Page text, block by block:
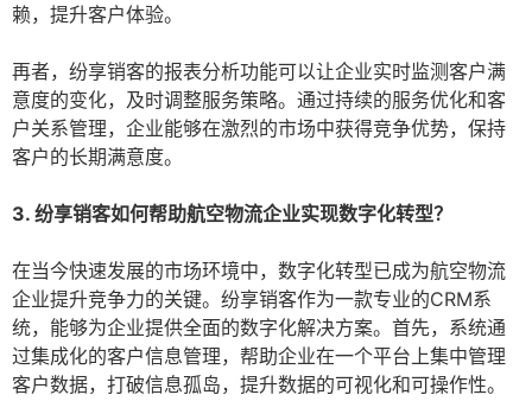
赖，提升客户体验。
再者，纷享销客的报表分析功能可以让企业实时监测客户满
意度的变化，及时调整服务策略。通过持续的服务优化和客
户关系管理，企业能够在激烈的市场中获得竞争优势，保持
客户的长期满意度。
3. 纷享销客如何帮助航空物流企业实现数字化转型？
在当今快速发展的市场环境中，数字化转型已成为航空物流
企业提升竞争力的关键。纷享销客作为一款专业的CRM系
统，能够为企业提供全面的数字化解决方案。首先，系统通
过集成化的客户信息管理，帮助企业在一个平台上集中管理
客户数据，打破信息孤岛，提升数据的可视化和可操作性。